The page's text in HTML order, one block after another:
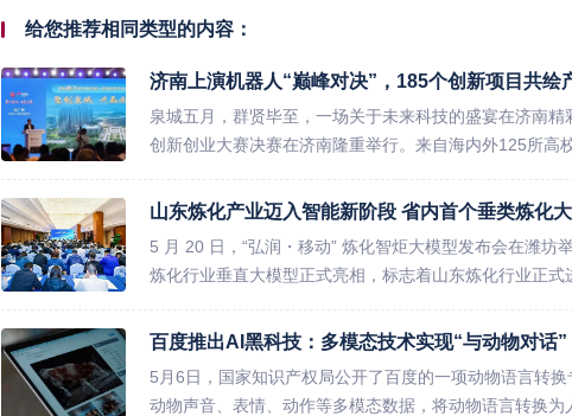
给您推荐相同类型的内容：
济南上演机器人“巅峰对决”，185个创新项目共绘
泉城五月，群贤毕至，一场关于未来科技的盛宴在济南
创新创业大赛决赛在济南隆重举行。来自海内外125所高
山东炼化产业迈入智能新阶段 省内首个垂类炼化
5 月 20 日，“弘润・移动” 炼化智炬大模型发布会在潍
炼化行业垂直大模型正式亮相，标志着山东炼化行业正式
百度推出AI黑科技：多模态技术实现“与动物对话”
5月6日，国家知识产权局公开了百度的一项动物语言转
动物声音、表情、动作等多模态数据，将动物语言转换